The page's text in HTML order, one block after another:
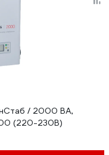
/ 2000 ВА,
(220-230В)